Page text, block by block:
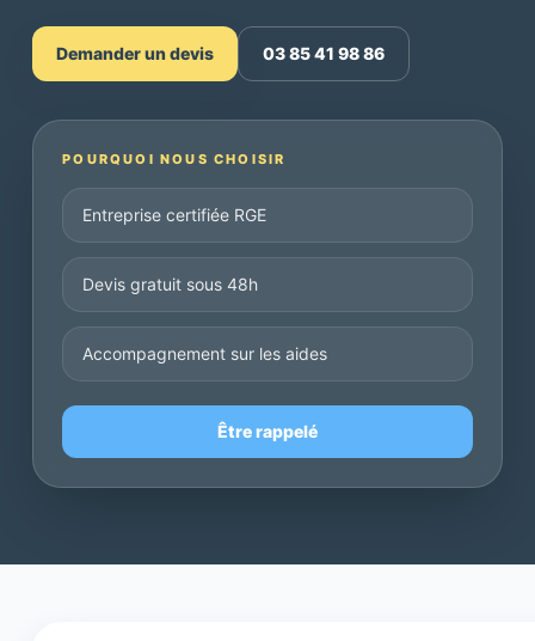
Demander un devis 03 85 41 98 86
POURQUOI NOUS CHOISIR
Entreprise certifiée RGE
Devis gratuit sous 48h
Accompagnement sur les aides
Être rappelé